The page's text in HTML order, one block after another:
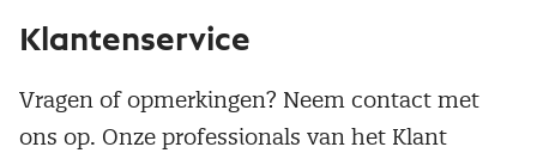
Klantenservice
Vragen of opmerkingen? Neem contact met
ons op. Onze professionals van het Klant